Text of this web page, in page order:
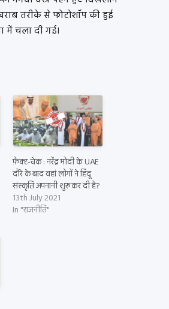
तरीके से फोटोशॉप की हुई
में चला दी गई।
फ़ैक्ट-चेक : नरेंद्र मोदी के UAE
दौरे के बाद वहां लोगों ने हिंदू
संस्कृति अपनानी शुरू कर दी है?
13th July 2021
In "राजनीति"